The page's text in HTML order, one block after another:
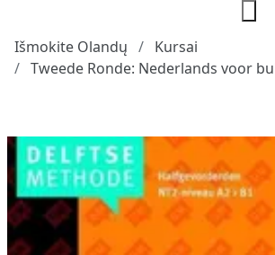
Išmokite Olandų
Kursai
Tweede Ronde: Nederlands voor